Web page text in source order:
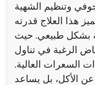
وتنظيم الشهية
هذا العلاج قدرته
بشكل طبيعي. حيث
الرغبة في تناول
السعرات العالية.
عن الأكل، بل يساعد